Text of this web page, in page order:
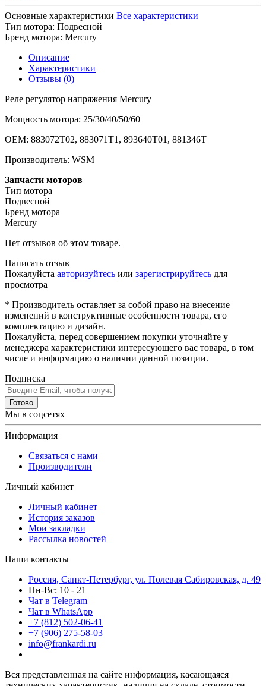
Основные характеристики Все характеристики
Тип мотора: Подвесной
Бренд мотора: Mercury
Описание
Характеристики
Отзывы (0)
Реле регулятор напряжения Mercury
Мощность мотора: 25/30/40/50/60
OEM: 883072T02, 883071T1, 893640T01, 881346T
Производитель: WSM
Запчасти моторов
Тип мотора
Подвесной
Бренд мотора
Mercury
Нет отзывов об этом товаре.
Написать отзыв
Пожалуйста авторизуйтесь или зарегистрируйтесь для
просмотра
* Производитель оставляет за собой право на внесение
изменений в конструктивные особенности товара, его
комплектацию и дизайн.
Пожалуйста, перед совершением покупки уточняйте у
менеджера характеристики интересующего вас товара, в том
числе и информацию о наличии данной позиции.
Подписка
Готово
Мы в соцсетях
Информация
Связаться с нами
Производители
Личный кабинет
Личный кабинет
История заказов
Мои закладки
Рассылка новостей
Наши контакты
Россия, Санкт-Петербург, ул. Полевая Сабировская, д. 49
Пн-Вс: 10 - 21
Чат в Telegram
Чат в WhatsApp
+7 (812) 502-06-41
+7 (906) 275-58-03
info@frankardi.ru
Вся представленная на сайте информация, касающаяся